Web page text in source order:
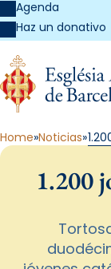
Agenda
Haz un donativo
Home Noticias
1.200